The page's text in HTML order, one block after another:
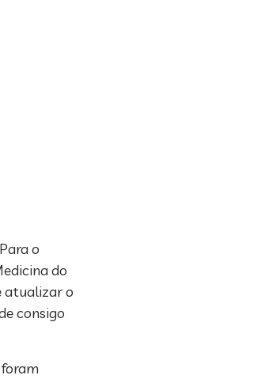
o
do
atualizar o
consigo